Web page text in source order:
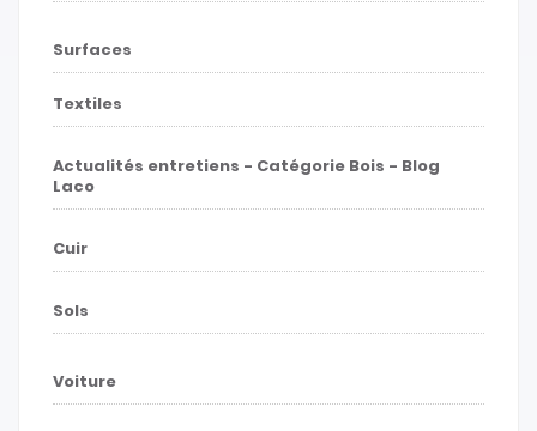
Surfaces
Textiles
Actualités entretiens - Catégorie Bois - Blog
Laco
Cuir
Sols
Voiture